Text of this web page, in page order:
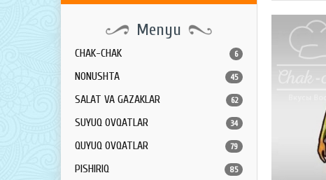
Menyu
CHAK-CHAK 6
NONUSHTA 45
SALAT VA GAZAKLAR 62
SUYUQ OVQATLAR 34
QUYUQ OVQATLAR 79
PISHIRIQ 85